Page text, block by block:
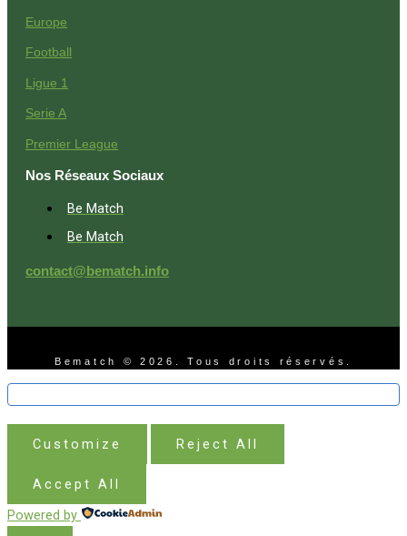
Europe
Football
Ligue 1
Serie A
Premier League
Nos Réseaux Sociaux
Be Match
Be Match
contact@bematch.info
Bematch © 2026. Tous droits réservés.
Customize Reject All
Accept All
Powered by